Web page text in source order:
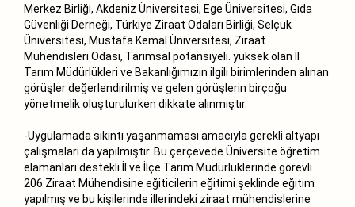
Merkez Birliği, Akdeniz Üniversitesi, Ege Üniversitesi, Gıda
Güvenliği Derneği, Türkiye Ziraat Odaları Birliği, Selçuk
Üniversitesi, Mustafa Kemal Üniversitesi, Ziraat
Mühendisleri Odası, Tarımsal potansiyeli. yüksek olan İl
Tarım Müdürlükleri ve Bakanlığımızın ilgili birimlerinden alınan
görüşler değerlendirilmiş ve gelen görüşlerin birçoğu
yönetmelik oluşturulurken dikkate alınmıştır.
-Uygulamada sıkıntı yaşanmaması amacıyla gerekli altyapı
çalışmaları da yapılmıştır. Bu çerçevede Üniversite öğretim
elamanları destekli İl ve İlçe Tarım Müdürlüklerinde görevli
206 Ziraat Mühendisine eğiticilerin eğitimi şeklinde eğitim
yapılmış ve bu kişilerinde illerindeki ziraat mühendislerine